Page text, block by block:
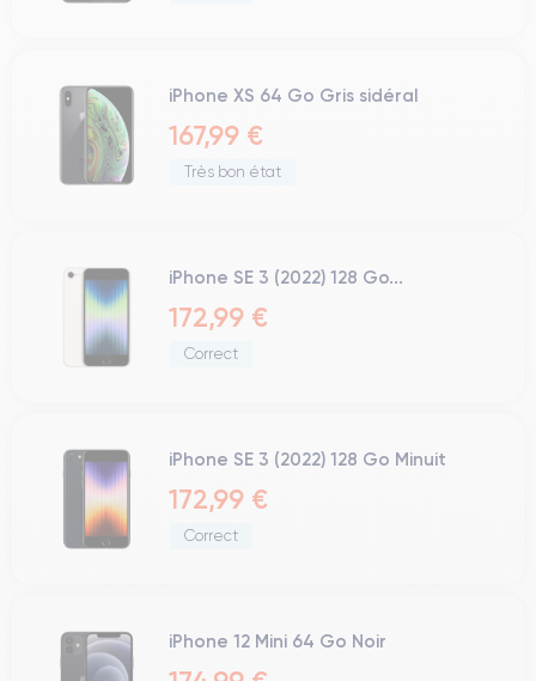
iPhone XS 64 Go Gris sidéral
167,99 €
Très bon état
iPhone SE 3 (2022) 128 Go...
172,99 €
Correct
iPhone SE 3 (2022) 128 Go Minuit
172,99 €
Correct
iPhone 12 Mini 64 Go Noir